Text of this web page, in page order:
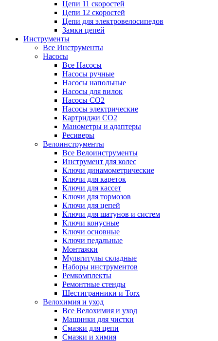
Цепи 11 скоростей
Цепи 12 скоростей
Цепи для электровелосипедов
Замки цепей
Инструменты
Все Инструменты
Насосы
Все Насосы
Насосы ручные
Насосы напольные
Насосы для вилок
Насосы CO2
Насосы электрические
Картриджи CO2
Манометры и адаптеры
Ресиверы
Велоинструменты
Все Велоинструменты
Инструмент для колес
Ключи динамометрические
Ключи для кареток
Ключи для кассет
Ключи для тормозов
Ключи для цепей
Ключи для шатунов и систем
Ключи конусные
Ключи основные
Ключи педальные
Монтажки
Мультитулы складные
Наборы инструментов
Ремкомплекты
Ремонтные стенды
Шестигранники и Torx
Велохимия и уход
Все Велохимия и уход
Машинки для чистки
Смазки для цепи
Смазки и химия